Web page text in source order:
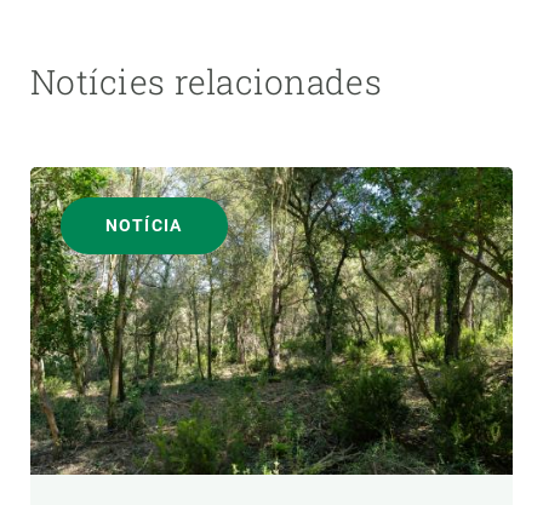
Notícies relacionades
NOTÍCIA